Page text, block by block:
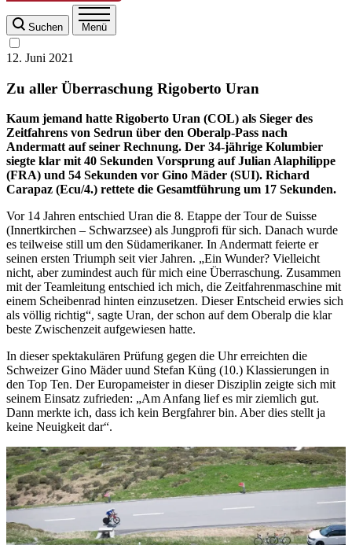
Suchen Menü
12. Juni 2021
Zu aller Überraschung Rigoberto Uran
Kaum jemand hatte Rigoberto Uran (COL) als Sieger des
Zeitfahrens von Sedrun über den Oberalp-Pass nach
Andermatt auf seiner Rechnung. Der 34-jährige Kolumbier
siegte klar mit 40 Sekunden Vorsprung auf Julian Alaphilippe
(FRA) und 54 Sekunden vor Gino Mäder (SUI). Richard
Carapaz (Ecu/4.) rettete die Gesamtführung um 17 Sekunden.
Vor 14 Jahren entschied Uran die 8. Etappe der Tour de Suisse
(Innertkirchen – Schwarzsee) als Jungprofi für sich. Danach wurde
es teilweise still um den Südamerikaner. In Andermatt feierte er
seinen ersten Triumph seit vier Jahren. „Ein Wunder? Vielleicht
nicht, aber zumindest auch für mich eine Überraschung. Zusammen
mit der Teamleitung entschied ich mich, die Zeitfahrenmaschine mit
einem Scheibenrad hinten einzusetzen. Dieser Entscheid erwies sich
als völlig richtig“, sagte Uran, der schon auf dem Oberalp die klar
beste Zwischenzeit aufgewiesen hatte.
In dieser spektakulären Prüfung gegen die Uhr erreichten die
Schweizer Gino Mäder uund Stefan Küng (10.) Klassierungen in
den Top Ten. Der Europameister in dieser Disziplin zeigte sich mit
seinem Einsatz zufrieden: „Am Anfang lief es mir ziemlich gut.
Dann merkte ich, dass ich kein Bergfahrer bin. Aber dies stellt ja
keine Neuigkeit dar“.